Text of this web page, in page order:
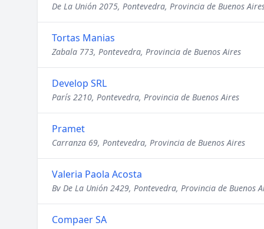
De La Unión 2075, Pontevedra, Provincia de Buenos
Tortas Manias
Zabala 773, Pontevedra, Provincia de Buenos Aires
Develop SRL
París 2210, Pontevedra, Provincia de Buenos Aires
Pramet
Carranza 69, Pontevedra, Provincia de Buenos Aires
Valeria Paola Acosta
Bv De La Unión 2429, Pontevedra, Provincia de Buenos
Compaer SA